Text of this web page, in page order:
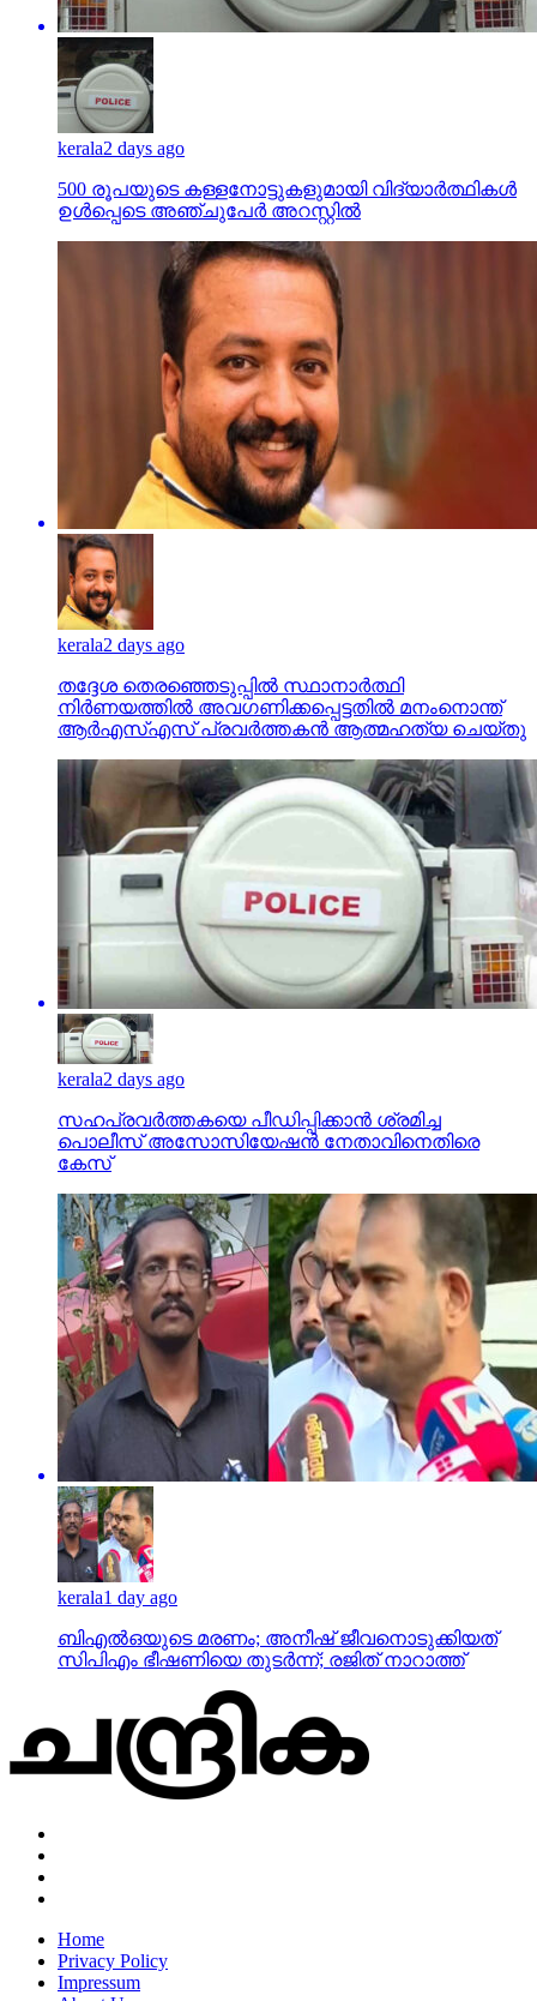
kerala2 days ago
500 രൂപയുടെ കള്ളനോട്ടുകളുമായി വിദ്യാര്‍ത്ഥികള്‍
ഉള്‍പ്പെടെ അഞ്ചുപേര്‍ അറസ്റ്റില്‍
kerala2 days ago
തദ്ദേശ തെരഞ്ഞെടുപ്പില്‍ സ്ഥാനാര്‍ത്ഥി
നിര്‍ണയത്തില്‍ അവഗണിക്കപ്പെട്ടതില്‍ മനംനൊന്ത്
ആര്‍എസ്എസ് പ്രവര്‍ത്തകന്‍ ആത്മഹത്യ ചെയ്തു
kerala2 days ago
സഹപ്രവര്‍ത്തകയെ പീഡിപ്പിക്കാന്‍ ശ്രമിച്ച
പൊലീസ് അസോസിയേഷന്‍ നേതാവിനെതിരെ
കേസ്
kerala1 day ago
ബിഎല്‍ഒയുടെ മരണം; അനീഷ് ജീവനൊടുക്കിയത്
സിപിഎം ഭീഷണിയെ തുടര്‍ന്ന്; രജിത് നാറാത്ത്
Home
Privacy Policy
Impressum